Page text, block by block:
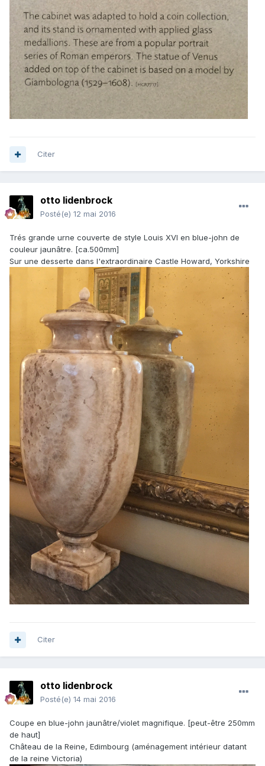
Citer
otto lidenbrock
Posté(e) 12 mai 2016
Trés grande urne couverte de style Louis XVI en blue-john de
couleur jaunâtre. [ca.500mm]
Sur une desserte dans l'extraordinaire Castle Howard, Yorkshire
Citer
otto lidenbrock
Posté(e) 14 mai 2016
Coupe en blue-john jaunâtre/violet magnifique. [peut-être 250mm
de haut]
Château de la Reine, Edimbourg (aménagement intérieur datant
de la reine Victoria)